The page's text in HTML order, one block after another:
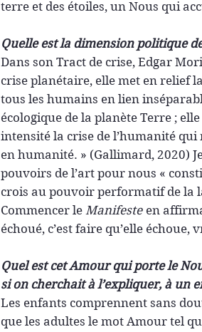
terre et des étoiles, un Nous qui
Quelle est la dimension politique
Dans son Tract de crise, Edgar
crise planétaire, elle met en relief
tous les humains en lien
écologique de la planète Terre ;
intensité la crise de l’humanité qui
en humanité. » (Gallimard, 2020)
pouvoirs de l’art pour nous «
crois au pouvoir performatif de la
Commencer le Manifeste en
échoué, c’est faire qu’elle échoue,
Quel est cet Amour qui porte le
si on cherchait à l’expliquer, à un
Les enfants comprennent sans
que les adultes le mot Amour tel